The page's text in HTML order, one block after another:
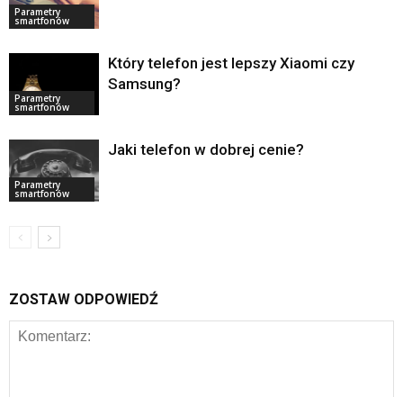
Parametry
smartfonów
Parametry
smartfonów
Który telefon jest lepszy Xiaomi czy
Samsung?
Parametry
smartfonów
Jaki telefon w dobrej cenie?
ZOSTAW ODPOWIEDŹ